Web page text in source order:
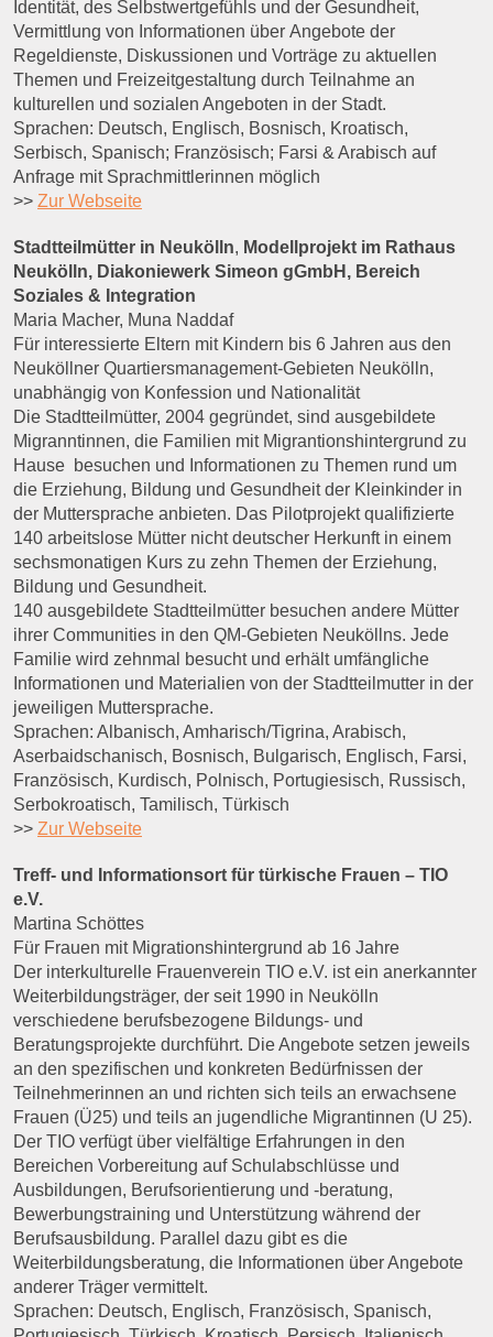
Identität, des Selbstwertgefühls und der Gesundheit,
Vermittlung von Informationen über Angebote der
Regeldienste, Diskussionen und Vorträge zu aktuellen
Themen und Freizeitgestaltung durch Teilnahme an
kulturellen und sozialen Angeboten in der Stadt.
Sprachen: Deutsch, Englisch, Bosnisch, Kroatisch,
Serbisch, Spanisch; Französisch; Farsi & Arabisch auf
Anfrage mit Sprachmittlerinnen möglich
>> Zur Webseite
Stadtteilmütter in Neukölln, Modellprojekt im Rathaus
Neukölln, Diakoniewerk Simeon gGmbH, Bereich
Soziales & Integration
Maria Macher, Muna Naddaf
Für interessierte Eltern mit Kindern bis 6 Jahren aus den
Neuköllner Quartiersmanagement-Gebieten Neukölln,
unabhängig von Konfession und Nationalität
Die Stadtteilmütter, 2004 gegründet, sind ausgebildete
Migranntinnen, die Familien mit Migrantionshintergrund zu
Hause besuchen und Informationen zu Themen rund um
die Erziehung, Bildung und Gesundheit der Kleinkinder in
der Muttersprache anbieten. Das Pilotprojekt qualifizierte
140 arbeitslose Mütter nicht deutscher Herkunft in einem
sechsmonatigen Kurs zu zehn Themen der Erziehung,
Bildung und Gesundheit.
140 ausgebildete Stadtteilmütter besuchen andere Mütter
ihrer Communities in den QM-Gebieten Neuköllns. Jede
Familie wird zehnmal besucht und erhält umfängliche
Informationen und Materialien von der Stadtteilmutter in der
jeweiligen Muttersprache.
Sprachen: Albanisch, Amharisch/Tigrina, Arabisch,
Aserbaidschanisch, Bosnisch, Bulgarisch, Englisch, Farsi,
Französisch, Kurdisch, Polnisch, Portugiesisch, Russisch,
Serbokroatisch, Tamilisch, Türkisch
>> Zur Webseite
Treff- und Informationsort für türkische Frauen – TIO
e.V.
Martina Schöttes
Für Frauen mit Migrationshintergrund ab 16 Jahre
Der interkulturelle Frauenverein TIO e.V. ist ein anerkannter
Weiterbildungsträger, der seit 1990 in Neukölln
verschiedene berufsbezogene Bildungs- und
Beratungsprojekte durchführt. Die Angebote setzen jeweils
an den spezifischen und konkreten Bedürfnissen der
Teilnehmerinnen an und richten sich teils an erwachsene
Frauen (Ü25) und teils an jugendliche Migrantinnen (U 25).
Der TIO verfügt über vielfältige Erfahrungen in den
Bereichen Vorbereitung auf Schulabschlüsse und
Ausbildungen, Berufsorientierung und -beratung,
Bewerbungstraining und Unterstützung während der
Berufsausbildung. Parallel dazu gibt es die
Weiterbildungsberatung, die Informationen über Angebote
anderer Träger vermittelt.
Sprachen: Deutsch, Englisch, Französisch, Spanisch,